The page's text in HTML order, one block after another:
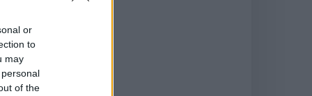
or
to
may
of the